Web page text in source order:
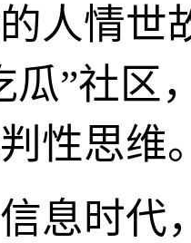
人情世
瓜”社区
性思维
息时代